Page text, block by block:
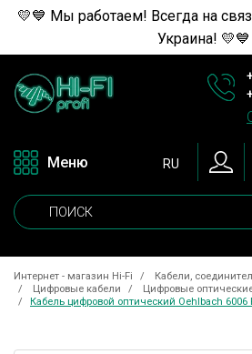
💛💙 Мы работаем! Всегда на
Украина! 💛💙
Меню RU
Интернет - магазин Hi-Fi
Кабели,
Цифровые кабели
Цифровые
Кабель цифровой оптический Oehlbach 6006